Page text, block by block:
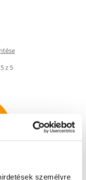
személyre
z 5
A TERMÉKET